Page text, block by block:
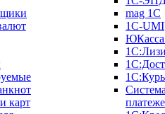
карт
mag 1C
1C-UMI